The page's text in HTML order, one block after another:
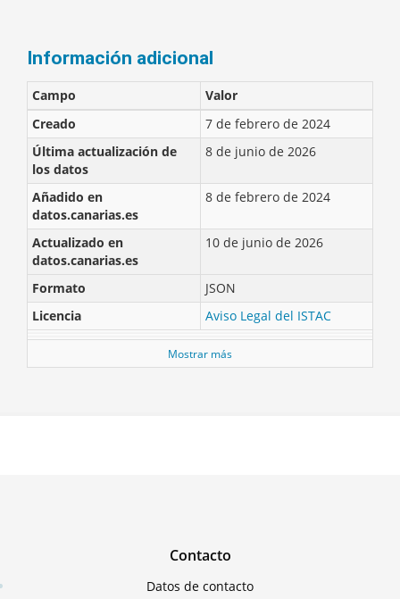
Información adicional
Campo
Valor
Creado
7 de febrero de 2024
Última actualización de
los datos
8 de junio de 2026
Añadido en
datos.canarias.es
8 de febrero de 2024
Actualizado en
datos.canarias.es
10 de junio de 2026
Formato
JSON
Licencia
Aviso Legal del ISTAC
Mostrar más
Contacto
Datos de contacto